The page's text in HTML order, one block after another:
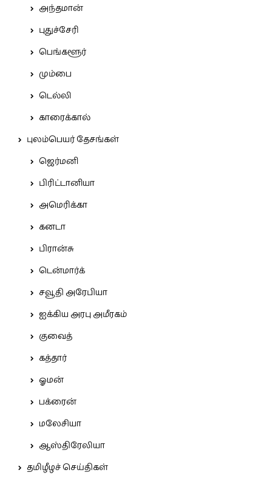
அந்தமான்
புதுச்சேரி
பெங்களூர்
மும்பை
டெல்லி
காரைக்கால்
புலம்பெயர் தேசங்கள்
ஜெர்மனி
பிரிட்டானியா
அமெரிக்கா
கனடா
பிரான்சு
டென்மார்க்
சவூதி அரேபியா
ஐக்கிய அரபு அமீரகம்
குவைத்
கத்தார்
ஓமன்
பக்ரைன்
மலேசியா
ஆஸ்திரேலியா
தமிழீழச் செய்திகள்